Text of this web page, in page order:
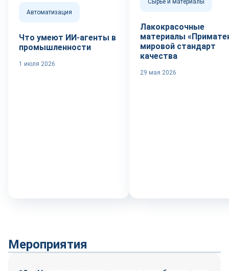
Автоматизация
Что умеют ИИ-агенты в
промышленности
1 июля 2026
Лакокрасочные
материалы
мировой стандарт
качества
29 мая 2026
Мероприятия